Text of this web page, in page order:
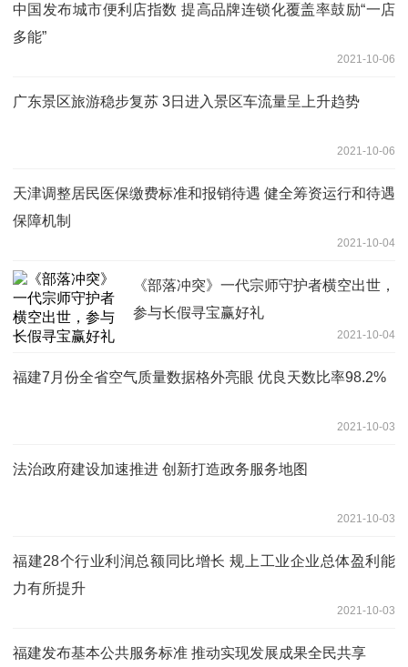
中国发布城市便利店指数 提高品牌连锁化覆盖率鼓励“一店
多能”
2021-10-06
广东景区旅游稳步复苏 3日进入景区车流量呈上升趋势
2021-10-06
天津调整居民医保缴费标准和报销待遇 健全筹资运行和待遇
保障机制
2021-10-04
《部落冲突》一代宗师守护者横空出世，
参与长假寻宝赢好礼
2021-10-04
福建7月份全省空气质量数据格外亮眼 优良天数比率98.2%
2021-10-03
法治政府建设加速推进 创新打造政务服务地图
2021-10-03
福建28个行业利润总额同比增长 规上工业企业总体盈利能
力有所提升
2021-10-03
福建发布基本公共服务标准 推动实现发展成果全民共享